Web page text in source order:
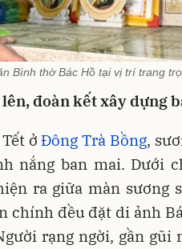
Bình thờ Bác Hồ tại vị trí trang
đoàn kết xây dựng
Tết ởĐông Trà Bồng,
nắng ban mai. Dưới
ra giữa màn sương
chính đều đặt di ảnh
rạng ngời, gần